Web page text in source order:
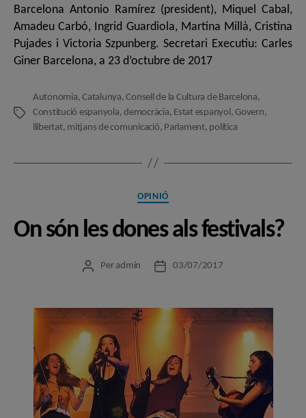
Barcelona Antonio Ramírez (president), Miquel Cabal,
Amadeu Carbó, Ingrid Guardiola, Martina Millà, Cristina
Pujades i Victoria Szpunberg. Secretari Executiu: Carles
Giner Barcelona, a 23 d’octubre de 2017
Etiquetes
Autonomia,Catalunya,Consell de la Cultura de Barcelona,
Constitució espanyola,democràcia, Estat espanyol ,Govern,
llibertat, mitjans de comunicació, Parlament, política
Categories
OPINIÓ
On són les dones als festivals?
Autor
Per admin
Data03/07/2017